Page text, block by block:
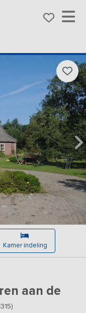
Kamer indeling
aan de